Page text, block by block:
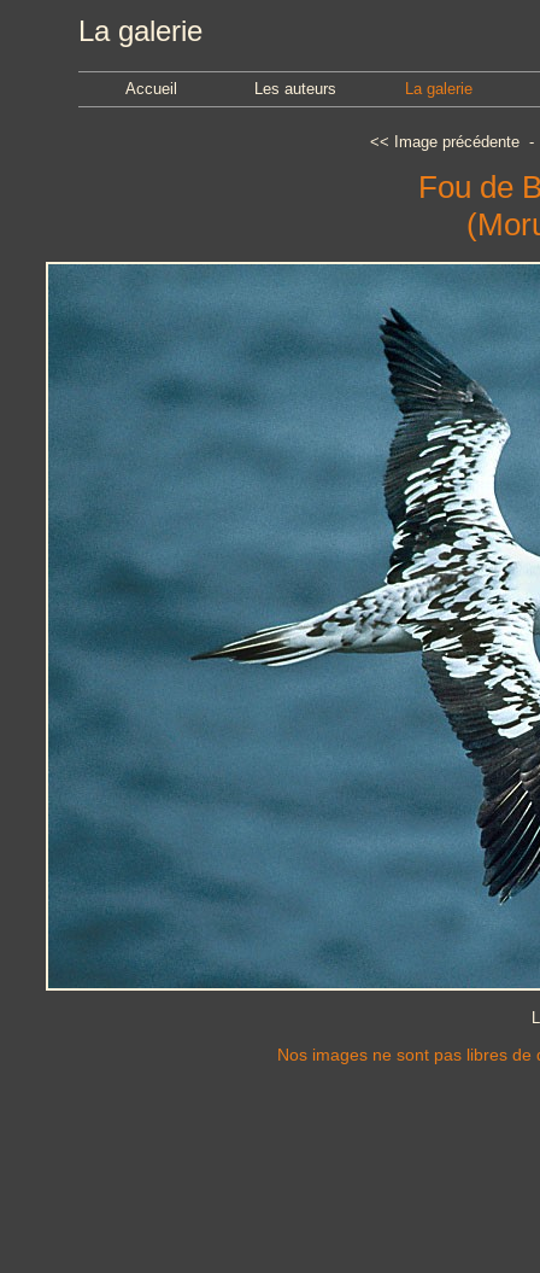
La galerie
Accueil Les auteurs La galerie
<< Image précédente
Fou de
Nos images ne sont pas libres